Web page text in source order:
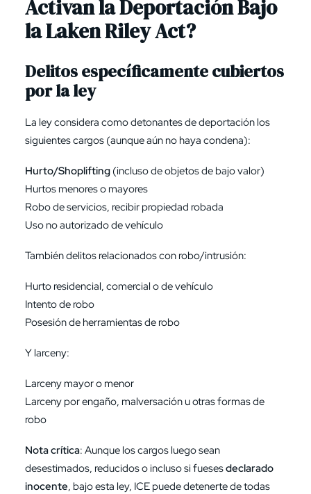
Activan la Deportación Bajo
la Laken Riley Act?
Delitos específicamente cubiertos
por la ley
La ley considera como detonantes de deportación los
siguientes cargos (aunque aún no haya condena):
Hurto/Shoplifting (incluso de objetos de bajo valor)
Hurtos menores o mayores
Robo de servicios, recibir propiedad robada
Uso no autorizado de vehículo
También delitos relacionados con robo/intrusión:
Hurto residencial, comercial o de vehículo
Intento de robo
Posesión de herramientas de robo
Y larceny:
Larceny mayor o menor
Larceny por engaño, malversación u otras formas de
robo
Nota crítica: Aunque los cargos luego sean
desestimados, reducidos o incluso si fuesesdeclarado
inocente, bajo esta ley, ICE puede detenerte de todas